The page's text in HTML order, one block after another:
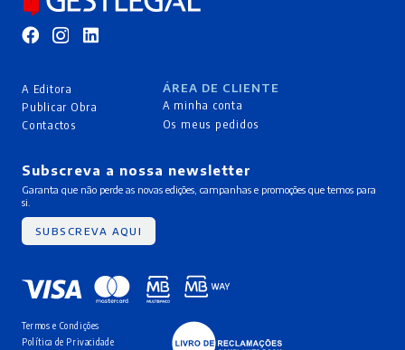
A Editora
Publicar Obra
Contactos
ÁREA DE CLIENTE
A minha conta
Os meus pedidos
Subscreva a nossa newsletter
Garanta que não perde as novas edições, campanhas e promoções que temos para
si.
SUBSCREVA AQUI
Termos e Condições
Política de Privacidade